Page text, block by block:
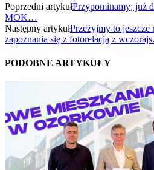
Poprzedni artykułPrzypominamy; już
MOK…
Następny artykułPrzeżyjmy to jeszcze
zapoznania się z fotorelacją z
PODOBNE ARTYKUŁY